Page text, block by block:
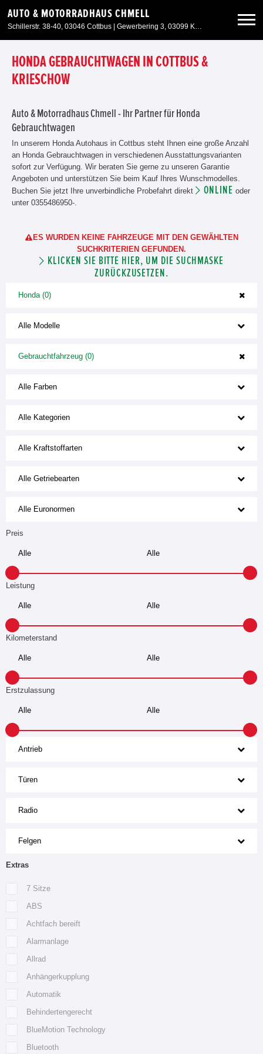
AUTO & MOTORRADHAUS CHMELL
Schillerstr. 38-40, 03046 Cottbus | Gewerbering 3, 03099 Kolkwitz OT Krieschow
Neuwagen
Angebote
Service & Zubehör
Unser Autohaus
HONDA GEBRAUCHTWAGEN IN COTTBUS &
KRIESCHOW
Auto & Motorradhaus Chmell - Ihr Partner für Honda
Gebrauchtwagen
In unserem Honda Autohaus in Cottbus steht Ihnen eine große Anzahl
an Honda Gebrauchtwagen in verschiedenen Ausstattungsvarianten
sofort zur Verfügung. Wir beraten Sie gerne zu unseren Garantie
Angeboten und unterstützen Sie beim Kauf Ihres Wunschmodelles.
Buchen Sie jetzt Ihre unverbindliche Probefahrt direkt
ONLINE oder
unter 0355486950-.
ES WURDEN KEINE FAHRZEUGE MIT DEN GEWÄHLTEN
SUCHKRITERIEN GEFUNDEN.
KLICKEN SIE BITTE HIER, UM DIE SUCHMASKE
ZURÜCKZUSETZEN.
Honda (0)
Alle Modelle
Gebrauchtfahrzeug (0)
Alle Farben
Alle Kategorien
Alle Kraftstoffarten
Alle Getriebearten
Alle Euronormen
Preis
Leistung
Kilometerstand
Erstzulassung
Antrieb
Türen
Radio
Felgen
Extras
7 Sitze
ABS
Achtfach bereift
Alarmanlage
Allrad
Anhängerkupplung
Automatik
Behindertengerecht
BlueMotion Technology
Bluetooth